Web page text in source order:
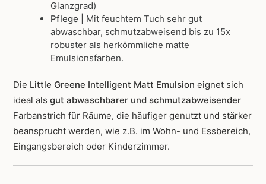
Glanzgrad)
Pflege |
Mit feuchtem Tuch sehr gut
abwaschbar, schmutzabweisend bis zu 15x
robuster als herkömmliche matte
Emulsionsfarben.
Die Little Greene Intelligent Matt Emulsion eignet sich
ideal als gut abwaschbarer und schmutzabweisender
Farbanstrich für Räume, die häufiger genutzt und stärker
beansprucht werden, wie z.B. im Wohn- und Essbereich,
Eingangsbereich oder Kinderzimmer.